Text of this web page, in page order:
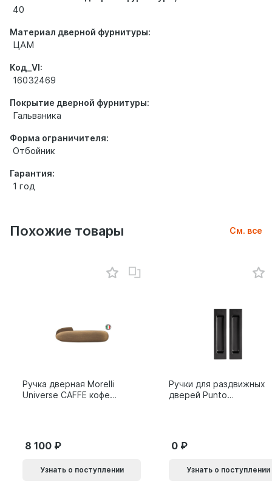
40
Материал дверной фурнитуры:
ЦАМ
Код_VI:
16032469
Покрытие дверной фурнитуры:
Гальваника
Форма ограничителя:
Отбойник
Гарантия:
1 год
Похожие товары См. все
Ручка дверная Morelli
Universe CAFFE кофе
8 100
Узнать о поступлении
Ручки для раздвижных
дверей Punto
0
Узнать о поступлении